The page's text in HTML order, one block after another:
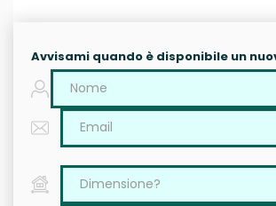
Avvisami quando è disponibile un